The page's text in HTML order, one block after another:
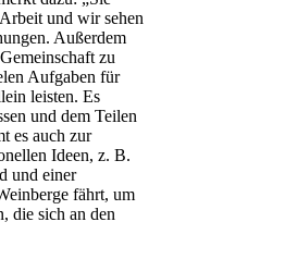
und wir sehen
Außerdem
zu
Aufgaben für
leisten. Es
und dem Teilen
es auch zur
Ideen, z. B.
und einer
fährt, um
die sich an den